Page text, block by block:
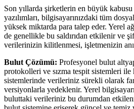
Son yıllarda şirketlerin en büyük
yazılımları, bilgisayarınızdaki tüm
yüksek miktarda para talep eder. Yerel
de genellikle bu saldırıdan etkilenir ve
verilerinizin kilitlenmesi, işletmenizin
Bulut Çözümü: Profesyonel bulut
protokolleri ve sızma tespit sistemleri
sistemlerinde verileriniz sürekli olarak
versiyonlarla yedeklenir. Yerel
buluttaki verileriniz bu durumdan